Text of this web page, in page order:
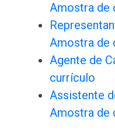
Amostra de
Amostra de
Agente de
currículo
Assistente
Amostra de